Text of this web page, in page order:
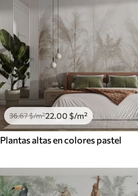
36.67$/m²22.00 $/m²
Plantas altas en colores pastel